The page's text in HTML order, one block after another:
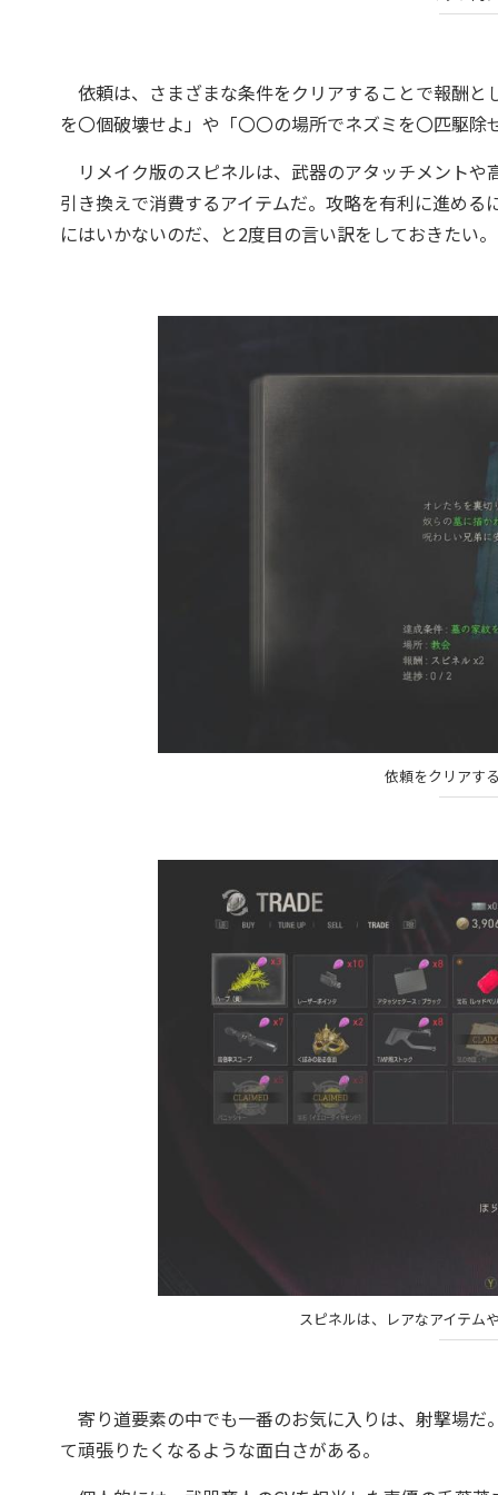
依頼は、さまざまな条件をクリアすることで報酬
を〇個破壊せよ」や「〇〇の場所でネズミを〇匹駆除
リメイク版のスピネルは、武器のアタッチメントや
引き換えで消費するアイテムだ。攻略を有利に進め
にはいかないのだ、と2度目の言い訳をしておきたい。
依頼をクリアす
スピネルは、レアなアイテム
寄り道要素の中でも一番のお気に入りは、射撃場
て頑張りたくなるような面白さがある。